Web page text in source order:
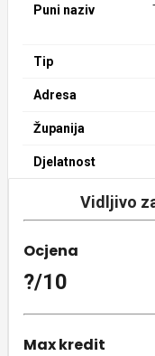
Puni naziv
Tip
Adresa
Županija
Djelatnost
Vidljivo
Ocjena
?/10
Max kredit